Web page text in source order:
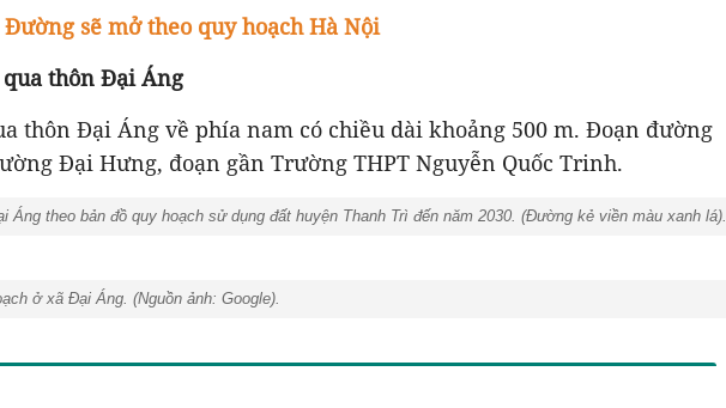
Đường sẽ mở theo quy hoạch Hà Nội
thôn Đại Áng
thôn Đại Áng về phía nam có chiều dài khoảng 500 m. Đoạn đường
Đại Hưng, đoạn gần Trường THPT Nguyễn Quốc Trinh.
theo bản đồ quy hoạch sử dụng đất huyện Thanh Trì đến năm 2030. (Đường kẻ viền màu xanh lá).
ở xã Đại Áng. (Nguồn ảnh: Google).